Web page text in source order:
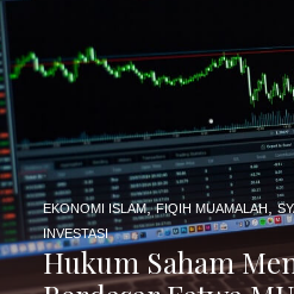
Hukum Saham
EKONOMI ISLAM,FIQIH MUAMALAH
INVESTASI